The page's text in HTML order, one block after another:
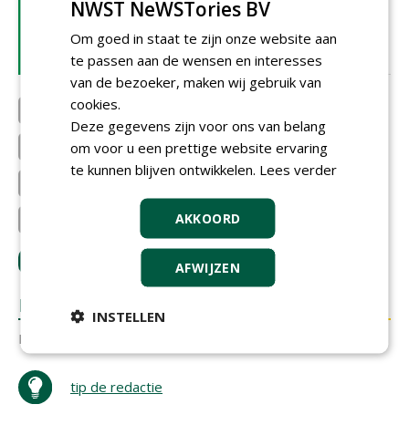
Selection beschikbaar als
21-10-2025 | NIEUWS
Boomkwekerij Udenhout B.V...
Boomkwekerij L.B. Ruijgro... Boom & Bonheur BV
Boomkwekerij Vlemminx
Coöperatieve Vereniging T...
met je e-mailadres om te reageren.
REACTIES
Er zijn nog geen reacties.
tip de redactie
NWST NeWSTories BV
Om goed in staat te zijn onze website aan
te passen aan de wensen en interesses
van de bezoeker, maken wij gebruik van
cookies.
Deze gegevens zijn voor ons van belang
om voor u een prettige website ervaring
te kunnen blijven ontwikkelen. Lees verder
AKKOORD
AFWIJZEN
INSTELLEN